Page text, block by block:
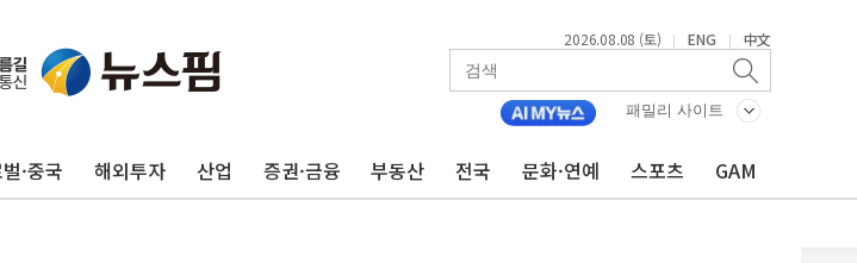
2026.08.08 (토) | ENG | 中文
패밀리 사이트
·중국 해외투자 산업 증권·금융 부동산 전국 문화·연예 스포츠 GAM
개편 재검토 지시…與 "적극 환영"·野 "졸속 국정"